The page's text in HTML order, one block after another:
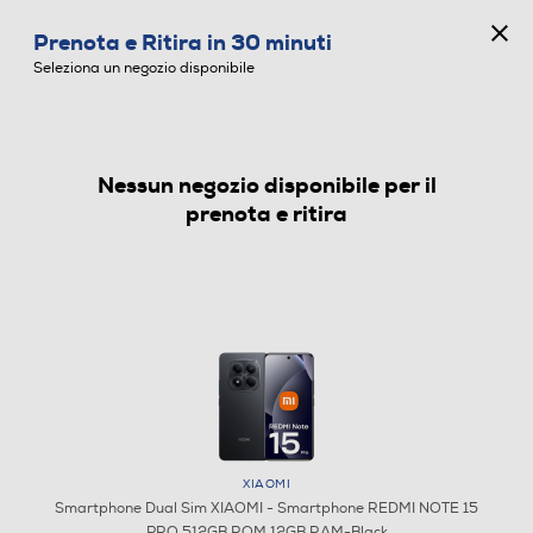
SMARTPHONE DUAL SIM
Prenota e Ritira in 30 minuti
Seleziona un negozio disponibile
Nessun negozio disponibile per il
prenota e ritira
XIAOMI
Smartphone Dual Sim XIAOMI - Smartphone REDMI NOTE 15